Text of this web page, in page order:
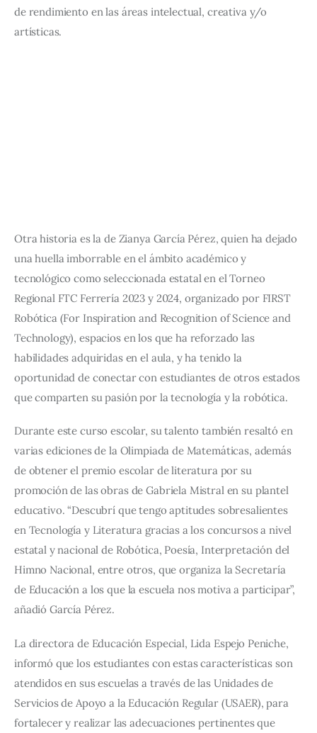
de rendimiento en las áreas intelectual, creativa y/o
artísticas.
Otra historia es la de Zianya García Pérez, quien ha dejado
una huella imborrable en el ámbito académico y
tecnológico como seleccionada estatal en el Torneo
Regional FTC Ferrería 2023 y 2024, organizado por FIRST
Robótica (For Inspiration and Recognition of Science and
Technology), espacios en los que ha reforzado las
habilidades adquiridas en el aula, y ha tenido la
oportunidad de conectar con estudiantes de otros estados
que comparten su pasión por la tecnología y la robótica.
Durante este curso escolar, su talento también resaltó en
varias ediciones de la Olimpiada de Matemáticas, además
de obtener el premio escolar de literatura por su
promoción de las obras de Gabriela Mistral en su plantel
educativo. “Descubrí que tengo aptitudes sobresalientes
en Tecnología y Literatura gracias a los concursos a nivel
estatal y nacional de Robótica, Poesía, Interpretación del
Himno Nacional, entre otros, que organiza la Secretaría
de Educación a los que la escuela nos motiva a participar”,
añadió García Pérez.
La directora de Educación Especial, Lida Espejo Peniche,
informó que los estudiantes con estas características son
atendidos en sus escuelas a través de las Unidades de
Servicios de Apoyo a la Educación Regular (USAER), para
fortalecer y realizar las adecuaciones pertinentes que